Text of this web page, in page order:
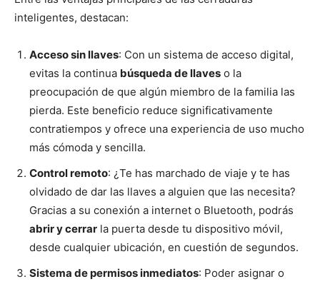
inteligentes, destacan:
Acceso sin llaves: Con un sistema de acceso digital,
evitas la continua búsqueda de llaves o la
preocupación de que algún miembro de la familia las
pierda. Este beneficio reduce significativamente
contratiempos y ofrece una experiencia de uso mucho
más cómoda y sencilla.
Control remoto: ¿Te has marchado de viaje y te has
olvidado de dar las llaves a alguien que las necesita?
Gracias a su conexión a internet o Bluetooth, podrás
abrir y cerrar la puerta desde tu dispositivo móvil,
desde cualquier ubicación, en cuestión de segundos.
Sistema de permisos inmediatos: Poder asignar o